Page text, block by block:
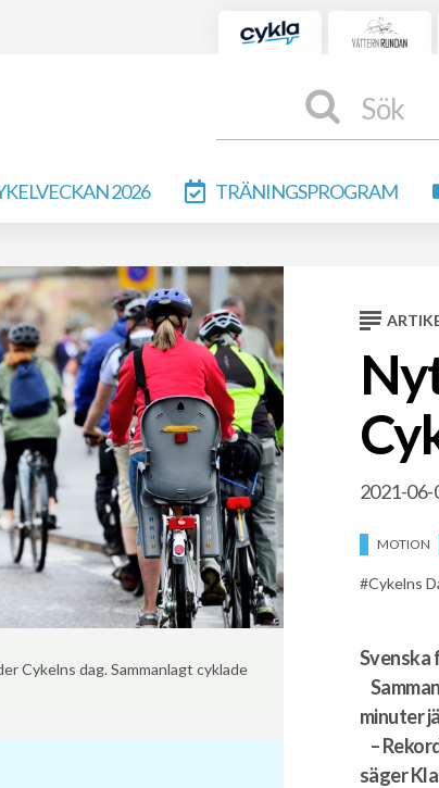
Sök
2026 TRÄNINGSPROGRAM
2021-06-
MOTION
Cykelns
Svenska
minuter
–
säger
Cykelns dag. Sammanlagt cyklade